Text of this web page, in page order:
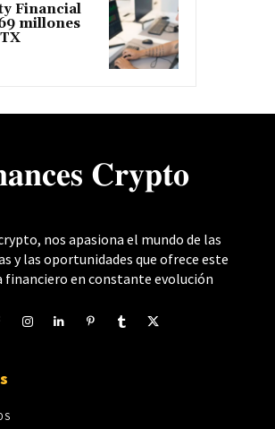
Financial
millones
𝐂𝐫𝐲𝐩𝐭𝐨
nos apasiona el mundo de las
y las oportunidades que ofrece este
financiero en constante evolución